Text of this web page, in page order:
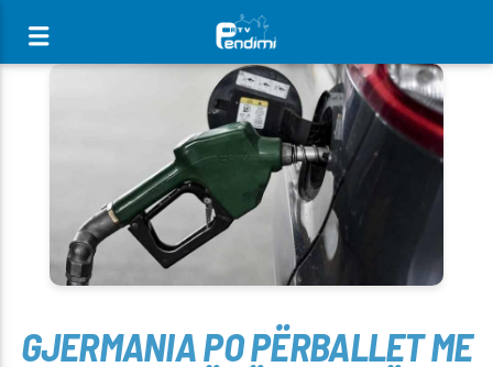
[There are no radio stations in the database]
GJERMANIA PO PËRBALLET ME